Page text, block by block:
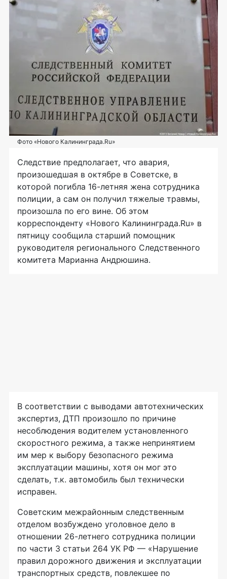
Фото «Нового Калининграда.Ru»
Следствие предполагает, что авария,
произошедшая в октябре в Советске, в
которой погибла 16-летняя жена сотрудника
полиции, а сам он получил тяжелые травмы,
произошла по его вине. Об этом
корреспонденту «Нового Калининграда.Ru» в
пятницу сообщила старший помощник
руководителя регионального Следственного
комитета Марианна Андрюшина.
В соответствии с выводами автотехнических
экспертиз, ДТП произошло по причине
несоблюдения водителем установленного
скоростного режима, а также непринятием
им мер к выбору безопасного режима
эксплуатации машины, хотя он мог это
сделать, т.к. автомобиль был технически
исправен.
Советским межрайонным следственным
отделом возбуждено уголовное дело в
отношении 26-летнего сотрудника полиции
по части 3 статьи 264 УК РФ — «Нарушение
правил дорожного движения и эксплуатации
транспортных средств, повлекшее по